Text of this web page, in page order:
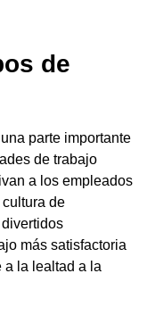
de
parte importante
de trabajo
a los empleados
de
más satisfactoria
a la lealtad a la